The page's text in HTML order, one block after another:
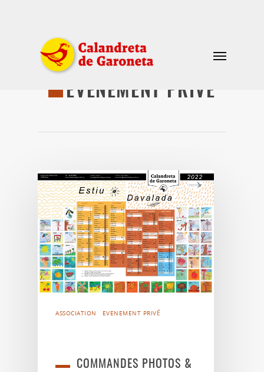
EVENEMENT PRIVÉ
ASSOCIATION EVENEMENT PRIVÉ
COMMANDES PHOTOS &